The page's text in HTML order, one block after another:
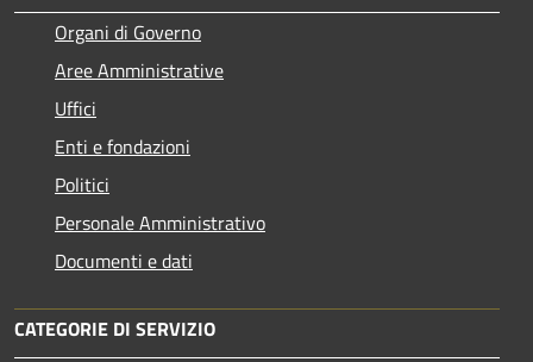
Organi di Governo
Aree Amministrative
Uffici
Enti e fondazioni
Politici
Personale Amministrativo
Documenti e dati
CATEGORIE DI SERVIZIO